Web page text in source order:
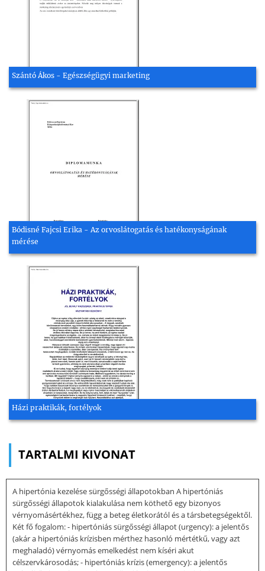
Szántó Ákos - Egészségügyi marketing
Bódisné Fajcsi Erika - Az orvoslátogatás és hatékonyságának
mérése
Házi praktikák, fortélyok
TARTALMI KIVONAT
A hipertónia kezelése sürgősségi állapotokban A hipertóniás
sürgősségi állapotok kialakulása nem köthető egy bizonyos
vérnyomásértékhez, függ a beteg életkorától és a társbetegségektől.
Két fő fogalom: - hipertóniás sürgősségi állapot (urgency): a jelentős
(akár a hipertóniás krízisben mérthez hasonló mértétkű, vagy azt
meghaladó) vérnyomás emelkedést nem kíséri akut
célszervkárosodás; - hipertóniás krízis (emergency): a jelentős